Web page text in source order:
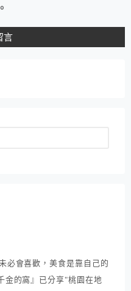
必會喜歡，美食是靠自己的
金的窩』已分享"桃園在地